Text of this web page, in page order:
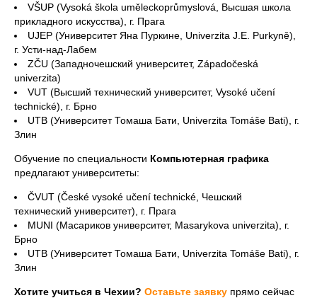
VŠUP (Vysoká škola uměleckoprůmyslová, Высшая школа
прикладного искусства), г. Прага
UJEP (Университет Яна Пуркине, Univerzita J.E. Purkyně),
г. Усти-над-Лабем
ZČU (Западночешский университет, Západočeská
univerzita)
VUT (Высший технический университет, Vysoké učení
technické), г. Брно
UTB (Университет Томаша Бати, Univerzita Tomáše Bati), г.
Злин
Обучение по специальности Компьютерная графика
предлагают университеты:
ČVUT (České vysoké učení technické, Чешский
технический университет), г. Прага
MUNI (Масариков университет, Masarykova univerzita), г.
Брно
UTB (Университет Томаша Бати, Univerzita Tomáše Bati), г.
Злин
Хотите учиться в Чехии? Оставьте заявку прямо сейчас